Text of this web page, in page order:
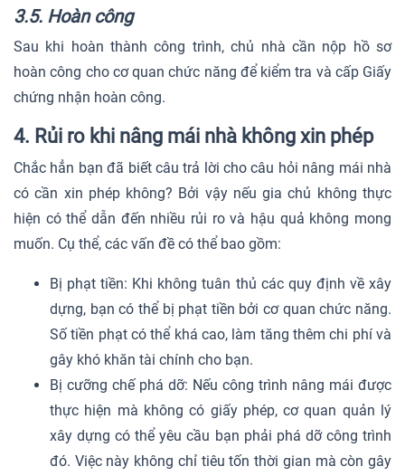
3.5. Hoàn công
Sau khi hoàn thành công trình, chủ nhà cần nộp hồ sơ
hoàn công cho cơ quan chức năng để kiểm tra và cấp Giấy
chứng nhận hoàn công.
4. Rủi ro khi nâng mái nhà không xin phép
Chắc hẳn bạn đã biết câu trả lời cho câu hỏi nâng mái nhà
có cần xin phép không? Bởi vậy nếu gia chủ không thực
hiện có thể dẫn đến nhiều rủi ro và hậu quả không mong
muốn. Cụ thể, các vấn đề có thể bao gồm:
Bị phạt tiền: Khi không tuân thủ các quy định về xây
dựng, bạn có thể bị phạt tiền bởi cơ quan chức năng.
Số tiền phạt có thể khá cao, làm tăng thêm chi phí và
gây khó khăn tài chính cho bạn.
Bị cưỡng chế phá dỡ: Nếu công trình nâng mái được
thực hiện mà không có giấy phép, cơ quan quản lý
xây dựng có thể yêu cầu bạn phải phá dỡ công trình
đó. Việc này không chỉ tiêu tốn thời gian mà còn gây